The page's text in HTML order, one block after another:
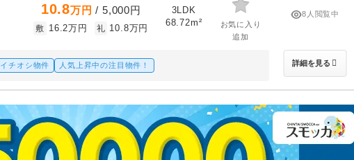
10.8万円 / 5,000円
敷 16.2万円 礼 10.8万円
3LDK
68.72m²
お気に入り
追加
イチオシ物件 人気上昇中の注目物件！
8人閲覧中
詳細を見る